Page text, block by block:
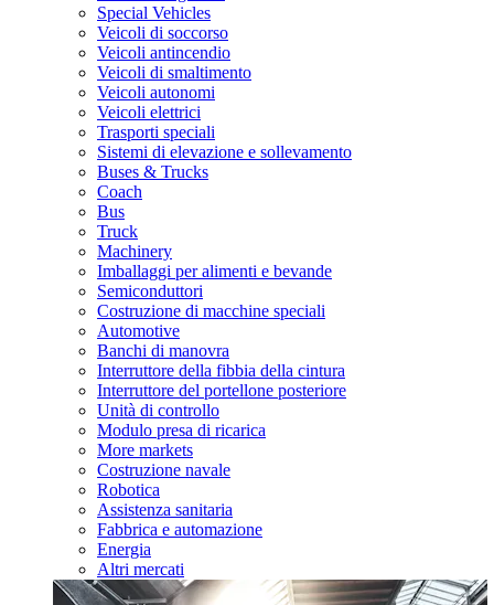
Special Vehicles
Veicoli di soccorso
Veicoli antincendio
Veicoli di smaltimento
Veicoli autonomi
Veicoli elettrici
Trasporti speciali
Sistemi di elevazione e sollevamento
Buses & Trucks
Coach
Bus
Truck
Machinery
Imballaggi per alimenti e bevande
Semiconduttori
Costruzione di macchine speciali
Automotive
Banchi di manovra
Interruttore della fibbia della cintura
Interruttore del portellone posteriore
Unità di controllo
Modulo presa di ricarica
More markets
Costruzione navale
Robotica
Assistenza sanitaria
Fabbrica e automazione
Energia
Altri mercati